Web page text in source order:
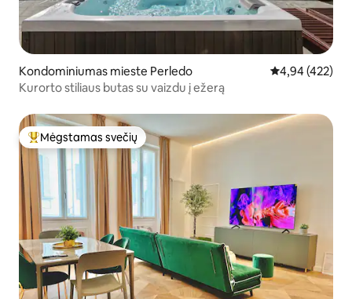
Kondominiumas mieste Perledo Vidutinis
4,94 (422)
Kurorto stiliaus butas su vaizdu į ežerą
Svečių mėgstamiausias
Mėgstamas svečių